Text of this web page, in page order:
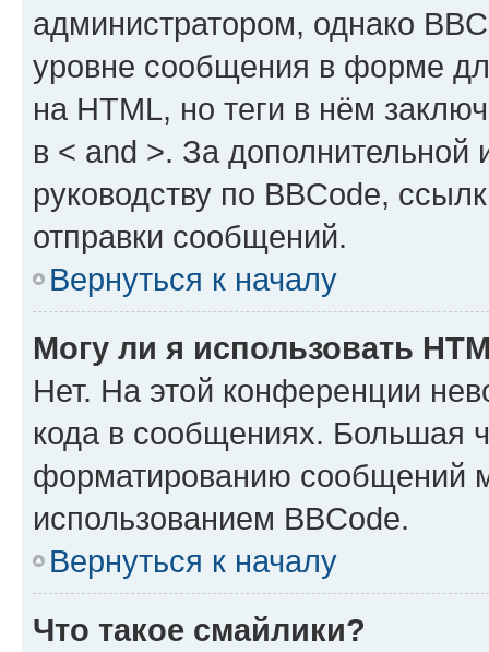
администратором, однако
уровне сообщения в форме
на HTML, но теги в нём
в < and >. За
руководству по BBCode,
отправки сообщений.
Вернуться к началу
Могу ли я использовать
Нет. На этой конференции
кода в сообщениях. Большая
форматированию сообщений
использованием BBCode.
Вернуться к началу
Что такое смайлики?